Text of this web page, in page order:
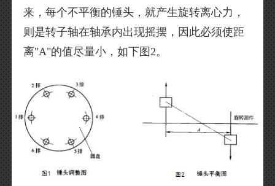
来，每个不平衡的锤头，就产生旋转离心力，
则是转子轴在轴承内出现摇摆，因此必须使距
离"A"的值尽量小，如下图2。